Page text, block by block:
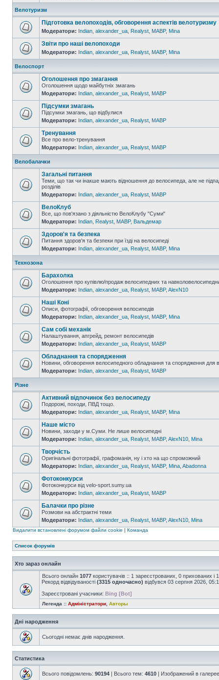
Велотуризм
Підготовка велопоходів, обговорення аспектів велотуризму
Модератори: Indian alexander_ua Realyst MABP, Mina
Звіти про наші велопоходи
Модератори: Indian alexander_ua Realyst MABP, Mina
Велоспорт
Оголошення про змагання
Оголошення щодо майбутніх змагань
Модератори: Indian alexander_ua Realyst MABP
Підсумки змагань
Підсумки змагань, що відбулися
Модератори: Indian alexander_ua Realyst MABP
Тренування
Все про вело-тренування
Модератори: Indian alexander_ua Realyst MABP
Велобалачки
Загальні питання
Теми, що так чи інакше мають відношення до велосипеда, але не
розділів
Модератори: Indian alexander_ua Realyst MABP
ВелоКлуб
Все, що пов'язано з діяльністю ВелоКлубу "Суми"
Модератори: Indian Realyst MABP, Вальдемар
Здоров'я та безпека
Питання здоров'я та безпеки при їзді на велосипеді
Модератори: Indian alexander_ua Realyst MABP, Mina
Технозона
Барахолка
Оголошення про купівлю/продаж велосипедних та
Модератори: Indian alexander_ua Realyst MABP, AlexN10
Наші Коні
Описи, фотографії, обговорення велосипедів
Модератори: Indian alexander_ua Realyst MABP, Mina
Сам собі механік
Налаштування, апгрейд, ремонт велосипедів
Модератори: Indian alexander_ua Realyst MABP
Обладнання та спорядження
Новини, обговорення велосипедного обладнання та спорядження для
Модератори: Indian alexander_ua Realyst MABP
Різне
Активний відпочинок без велосипеду
Подорожі, походи, ПВД тощо.
Модератори: Indian alexander_ua Realyst MABP, Mina
Наше місто
Новини, заходи у м.Суми. Не лише велосипедні
Модератори: Indian alexander_ua Realyst MABP, AlexN10 Mina
Творчість
Оригінальні фотографії, графоманія, ну і хто на що спроможний
Модератори: Indian alexander_ua Realyst MABP, Mina Abadonna
Фотоконкурси
Фотоконкурси від velo-sport.sumy.ua
Модератори: Indian alexander_ua Realyst MABP
Балачки про різне
Розмови на абстрактні теми
Модератори: Indian alexander_ua Realyst MABP, AlexN10 Mina
Видалити встановлені форумом файли cookie | Команда
Список форумів
Хто зараз онлайн
Всього онлайн 1077 користувачів :: 1 зареєстрованих, 0 прихованих і
Рекорд відвідуваності (3315 одночасно) відбувся 03 серпня 2026,
Зареєстровані учасники: Bing [Bot]
Легенда :: Адміністратори Авторы
Дні народження
Сьогодні немає днів народження.
Статистика
Всього повідомлень: 90194 | Всього тем: 4610 | Изображений в